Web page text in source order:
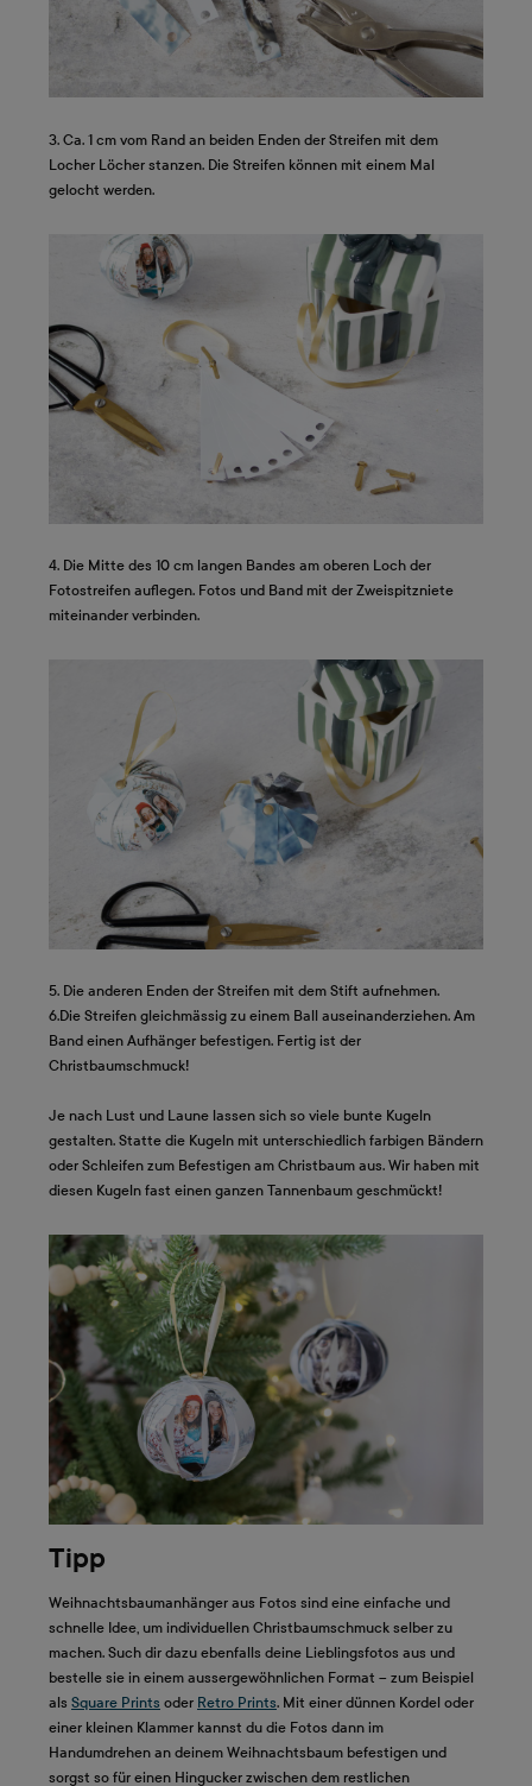
3. Ca. 1 cm vom Rand an beiden Enden der Streifen mit dem
Locher Löcher stanzen. Die Streifen können mit einem Mal
gelocht werden.
4. Die Mitte des 10 cm langen Bandes am oberen Loch der
Fotostreifen auflegen. Fotos und Band mit der Zweispitzniete
miteinander verbinden.
5. Die anderen Enden der Streifen mit dem Stift aufnehmen.
6.Die Streifen gleichmässig zu einem Ball auseinanderziehen. Am
Band einen Aufhänger befestigen. Fertig ist der
Christbaumschmuck!
Je nach Lust und Laune lassen sich so viele bunte Kugeln
gestalten. Statte die Kugeln mit unterschiedlich farbigen Bändern
oder Schleifen zum Befestigen am Christbaum aus. Wir haben mit
diesen Kugeln fast einen ganzen Tannenbaum geschmückt!
Tipp
Weihnachtsbaumanhänger aus Fotos sind eine einfache und
schnelle Idee, um individuellen Christbaumschmuck selber zu
machen. Such dir dazu ebenfalls deine Lieblingsfotos aus und
bestelle sie in einem aussergewöhnlichen Format – zum Beispiel
als Square Prints oder Retro Prints. Mit einer dünnen Kordel oder
einer kleinen Klammer kannst du die Fotos dann im
Handumdrehen an deinem Weihnachtsbaum befestigen und
sorgst so für einen Hingucker zwischen dem restlichen